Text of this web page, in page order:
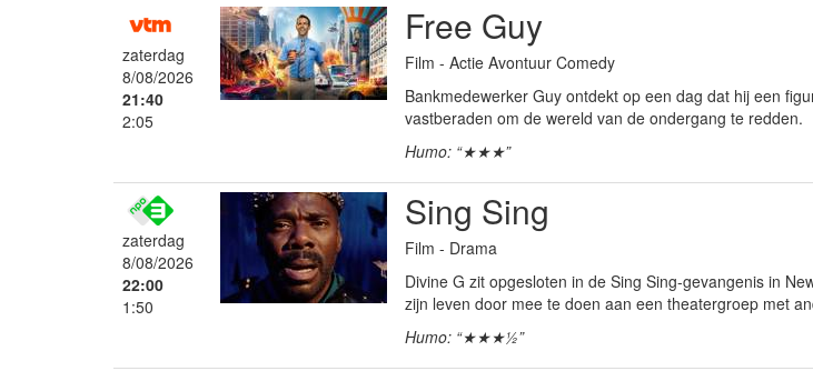
zaterdag
8/08/2026
21:40
2:05
Free Guy
Film - Actie Avontuur Comedy
Bankmedewerker Guy ontdekt op een dag dat hij een
vastberaden om de wereld van de ondergang te redden.
Humo: “★★★”
zaterdag
8/08/2026
22:00
1:50
Sing Sing
Film - Drama
Divine G zit opgesloten in de Sing Sing-gevangenis in
zijn leven door mee te doen aan een theatergroep met
Humo: “★★★½”